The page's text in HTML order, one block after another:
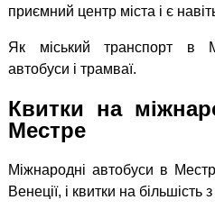
приємний центр міста і є
Як міський транспорт в
автобуси і трамваї.
Квитки на
Местре
Міжнародні автобуси в
Венеції, і квитки на